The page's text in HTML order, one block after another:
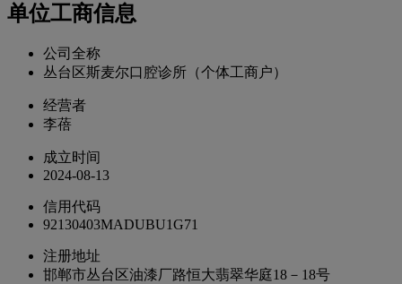
单位工商信息
公司全称
丛台区斯麦尔口腔诊所（个体工商户）
经营者
李蓓
成立时间
2024-08-13
信用代码
92130403MADUBU1G71
注册地址
邯郸市丛台区油漆厂路恒大翡翠华庭18－18号